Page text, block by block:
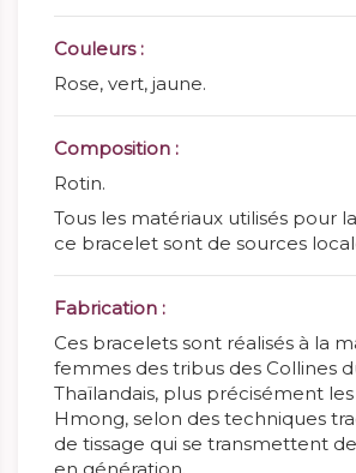
Couleurs :
Rose, vert, jaune.
Composition :
Rotin.
Tous les matériaux utilisés pour
ce bracelet sont de sources
Fabrication :
Ces bracelets sont réalisés à la
femmes des tribus des Collines
Thaïlandais, plus précisément
Hmong, selon des techniques
de tissage qui se transmettent